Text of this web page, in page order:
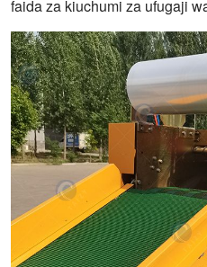
faida za kiuchumi za ufugaji